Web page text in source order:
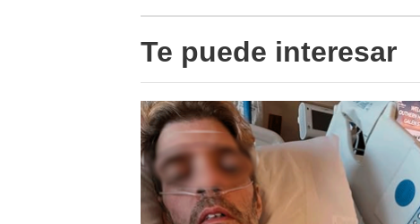
Te puede interesar